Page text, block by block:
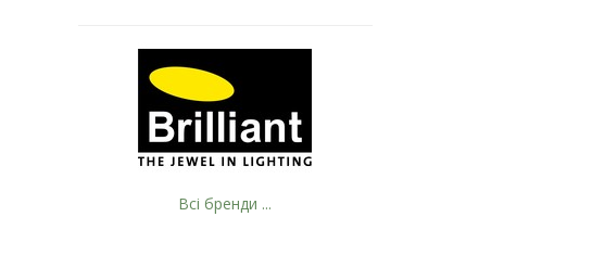
Всі бренди ...